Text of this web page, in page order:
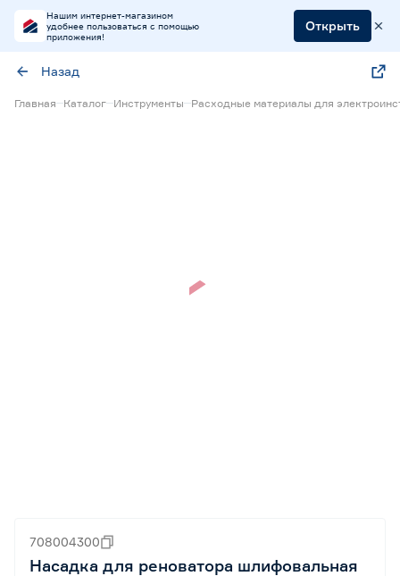
Нашим интернет-магазином
удобнее пользоваться с помощью
приложения!
Открыть
Назад
Главная Каталог Инструменты Расходные материалы для
708004300
Насадка для реноватора шлифовальная